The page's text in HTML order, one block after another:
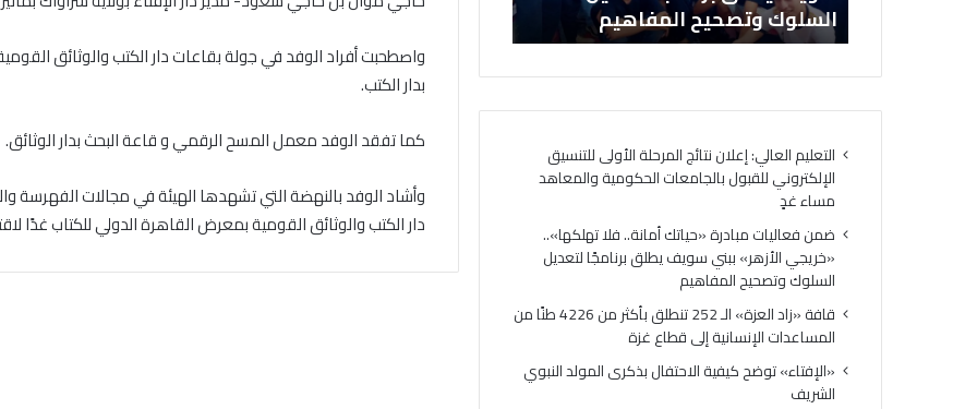
واصطحبت أفراد الوفد في جولة بقاعات دار الكتب والوثائق
بدار الكتب.
كما تفقد الوفد معمل المسح الرقمي و قاعة البحث بدار الوثائق.
وأشاد الوفد بالنهضة التي تشهدها الهيئة في مجالات الفهرسة
دار الكتب والوثائق القومية بمعرض القاهرة الدولي للكتاب غدًا
ببني
سويف
لتعديل
وتصحيح
المفاهيم
السلوك وتصحيح المفاهيم
طنًا
من
إلى
الإنسانية إلى قطاع غزة بذكرى المولد
التعليم العالي: إعلان نتائج المرحلة الأولى للتنسيق
الإلكتروني للقبول بالجامعات الحكومية والمعاهد
مساء غدٍ
ضمن فعاليات مبادرة «حياتك أمانة.. فلا تهلكها»..
«خريجي الأزهر» ببني سويف يطلق برنامجًا لتعديل
السلوك وتصحيح المفاهيم
قافة «زاد العزة» الـ 252 تنطلق بأكثر من 4226 طنًا من
المساعدات الإنسانية إلى قطاع غزة
«الإفتاء» توضح كيفية الاحتفال بذكرى المولد النبوي
الشريف